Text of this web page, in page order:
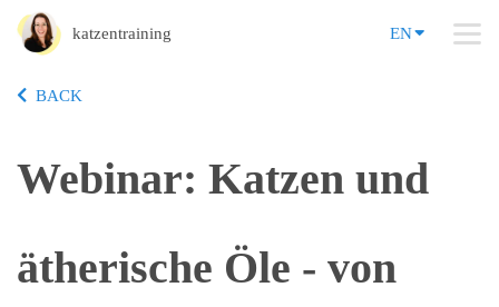
katzentraining EN
BACK
Webinar: Katzen und
ätherische Öle - von